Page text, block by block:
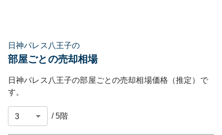
日神パレス八王子の
部屋ごとの売却相場
日神パレス八王子の部屋ごとの売却相場価格（推定）で
す。
/5階